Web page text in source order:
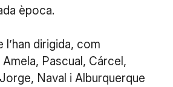
època.
l’han dirigida, com
Pascual, Cárcel,
Naval i Alburquerque